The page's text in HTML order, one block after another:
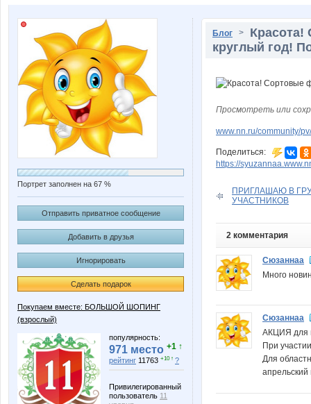
Портрет заполнен на 67 %
Отправить приватное сообщение
Добавить в друзья
Игнорировать
Сделать подарок
Покупаем вместе: БОЛЬШОЙ ШОПИНГ
(взрослый)
популярность:
971 место +1 ↑
рейтинг 11763 +10 ↑ ?
Привилегированный
пользователь 11
Блог > Красота!
круглый год!
Просмотреть или
www.nn.ru/community/
Поделиться:
https://
ПРИГЛАШАЮ В
УЧАСТНИКОВ
2 комментария
Сюзаннаа
Много
Сюзаннаа
АКЦИЯ для
При
Для